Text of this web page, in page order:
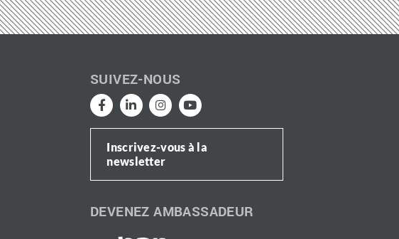
du Grand…
SUIVEZ-NOUS
Inscrivez-vous à la
newsletter
DEVENEZ AMBASSADEUR